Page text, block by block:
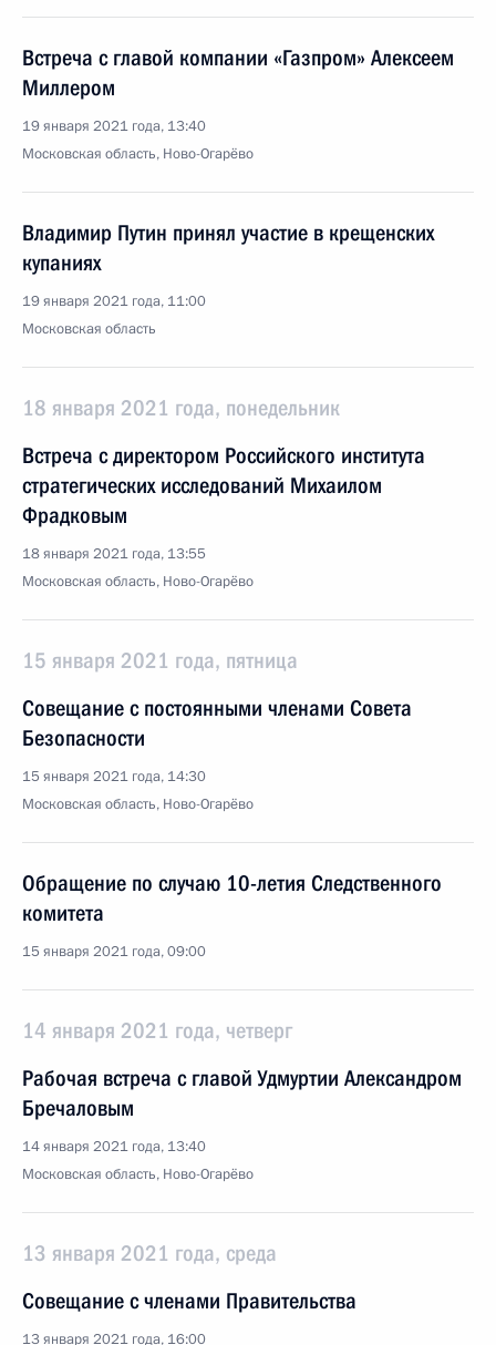
Встреча с главой компании «Газпром» Алексеем
Миллером
19 января 2021 года, 13:40
Московская область, Ново-Огарёво
Владимир Путин принял участие в крещенских
купаниях
19 января 2021 года, 11:00
Московская область
18 января 2021 года, понедельник
Встреча с директором Российского института
стратегических исследований Михаилом
Фрадковым
18 января 2021 года, 13:55
Московская область, Ново-Огарёво
15 января 2021 года, пятница
Совещание с постоянными членами Совета
Безопасности
15 января 2021 года, 14:30
Московская область, Ново-Огарёво
Обращение по случаю 10-летия Следственного
комитета
15 января 2021 года, 09:00
14 января 2021 года, четверг
Рабочая встреча с главой Удмуртии Александром
Бречаловым
14 января 2021 года, 13:40
Московская область, Ново-Огарёво
13 января 2021 года, среда
Совещание с членами Правительства
13 января 2021 года, 16:00